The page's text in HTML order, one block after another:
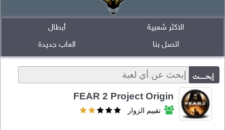
أبطال
الاكثر شعبية
العاب جديدة
اتصل بنا
FEAR 2 Project Origin
تقييم الزوار